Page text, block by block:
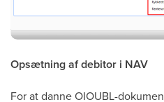
Opsætning af debitor i NAV
For at danne OIOUBL-